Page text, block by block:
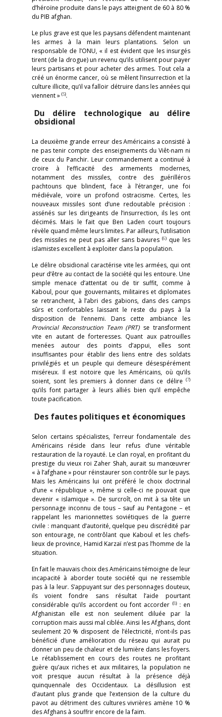
d’héroïne produite dans le pays atteignent de 60 à 80 %
du PIB afghan.
Le plus grave est que les paysans défendent maintenant
les armes à la main leurs plantations. Selon un
responsable de l’ONU, « il est évident que les insurgés
tirent (de la drogue) un revenu qu’ils utilisent pour payer
leurs partisans et pour acheter des armes. Tout cela a
créé un énorme cancer, où se mêlent l’insurrection et la
culture illicite, qu’il va falloir détruire dans les années qui
viennent » (5).
Du délire technologique au délire
obsidional
La deuxième grande erreur des Américains a consisté à
ne pas tenir compte des enseignements du Viêt-nam ni
de ceux du Panchir. Leur commandement a continué à
croire à l’efficacité des armements modernes,
notamment des missiles, contre des guérilléros
pachtouns que blindent, face à l’étranger, une foi
médiévale, voire un profond ostracisme. Certes, les
nouveaux missiles sont d’une redoutable précision :
assénés sur les dirigeants de l’insurrection, ils les ont
décimés. Mais le fait que Ben Laden court toujours
révèle quand même leurs limites. Par ailleurs, l’utilisation
des missiles ne peut pas aller sans bavures(6) que les
islamistes excellent à exploiter dans la population.
Le délire obsidional caractérise vite les armées, qui ont
peur d’être au contact de la société qui les entoure. Une
simple menace d’attentat ou de tir suffit, comme à
Kaboul, pour que gouvernants, militaires et diplomates
se retranchent, à l’abri des gabions, dans des camps
sûrs et confortables laissant le reste du pays à la
disposition de l’ennemi. Dans cette ambiance les
Provincial Reconstruction Team (PRT) se transforment
vite en autant de forteresses. Quant aux patrouilles
menées autour des points d’appui, elles sont
insuffisantes pour établir des liens entre des soldats
privilégiés et un peuple qui demeure désespérément
miséreux. Il est notoire que les Américains, où qu’ils
soient, sont les premiers à donner dans ce délire (7)
qu’ils font partager à leurs alliés bien qu’il empêche
toute pacification.
Des fautes politiques et économiques
Selon certains spécialistes, l’erreur fondamentale des
Américains réside dans leur refus d’une véritable
restauration de la royauté. Le clan royal, en profitant du
prestige du vieux roi Zaher Shah, aurait su manœuvrer
« à l’afghane » pour réinstaurer son contrôle sur le pays.
Mais les Américains lui ont préféré le choix doctrinal
d’une « république », même si celle-ci ne pouvait que
devenir « islamique ». De surcroît, on mit à sa tête un
personnage inconnu de tous – sauf au Pentagone – et
rappelant les marionnettes soviétiques de la guerre
civile : manquant d’autorité, quelque peu discrédité par
son entourage, ne contrôlant que Kaboul et les chefs-
lieux de province, Hamid Karzaï n’est pas l’homme de la
situation.
En fait le mauvais choix des Américains témoigne de leur
incapacité à aborder toute société qui ne ressemble
pas à la leur. S’appuyant sur des personnages douteux,
ils voient fondre sans résultat l’aide pourtant
considérable qu’ils accordent ou font accorder (8): en
Afghanistan elle est non seulement diluée par la
corruption mais aussi mal ciblée. Ainsi les Afghans, dont
seulement 20 % disposent de l’électricité, n’ont-ils pas
bénéficié d’une amélioration du réseau qui aurait pu
donner un peu de chaleur et de lumière dans les foyers.
Le rétablissement en cours des routes ne profitant
guère qu’aux riches et aux militaires, la population ne
voit presque aucun résultat à la présence déjà
quinquennale des Occidentaux. La désillusion est
d’autant plus grande que l’extension de la culture du
pavot au détriment des cultures vivrières amène 10 %
des Afghans à souffrir encore de la faim.